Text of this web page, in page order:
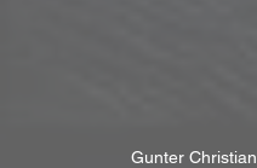
Gunter Christian